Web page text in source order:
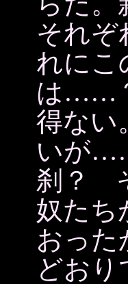
それぞ
れにこ
は……
得ない
いが
刹？
奴たち
おった
どお